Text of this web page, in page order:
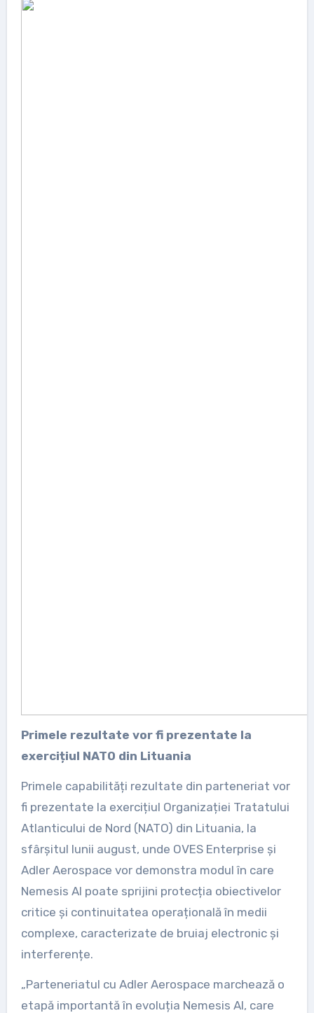
Primele rezultate vor fi prezentate la
exercițiul NATO din Lituania
Primele capabilități rezultate din parteneriat vor
fi prezentate la exercițiul Organizației Tratatului
Atlanticului de Nord (NATO) din Lituania, la
sfârșitul lunii august, unde OVES Enterprise și
Adler Aerospace vor demonstra modul în care
Nemesis AI poate sprijini protecția obiectivelor
critice și continuitatea operațională în medii
complexe, caracterizate de bruiaj electronic și
interferențe.
„Parteneriatul cu Adler Aerospace marchează o
etapă importantă în evoluția Nemesis AI, care